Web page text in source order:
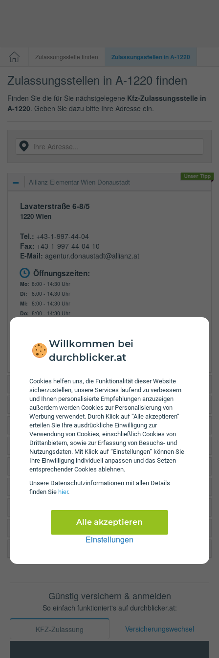
Willkommen bei
durchblicker.at
Cookies helfen uns, die Funktionalität dieser Website
sicherzustellen, unsere Services laufend zu verbessern
und Ihnen personalisierte Empfehlungen anzuzeigen
außerdem werden Cookies zur Personalisierung von
Werbung verwendet. Durch Klick auf “Alle akzeptieren”
erteilen Sie Ihre ausdrückliche Einwilligung zur
Verwendung von Cookies, einschließlich Cookies von
Drittanbietern, sowie zur Erfassung von Besuchs- und
Nutzungsdaten. Mit Klick auf “Einstellungen” können Sie
Ihre Einwilligung individuell anpassen und das Setzen
entsprechender Cookies ablehnen.
Unsere Daten­schutz­informationen mit allen Details
finden Sie hier.
Einstellungen
Alle akzeptieren
Zulassungsstelle finden Zulassungsstellen in A-1220
Zulassungsstellen in A-1220 finden
Finden Sie die für Sie nächstgelegene Kfz-Zulassungsstelle in
A-1220. Geben Sie dazu bitte Ihre Adresse ein.
Allianz Elementar Wien Donaustadt
Lavaterstraße 6-8/5
1220 Wien
Tel.: +43-1-997-44-04
Fax: +43-1-997-44-04-10
E-Mail: agentur.donaustadt@allianz.at
Öffnungszeiten:
Mo: 8:00 - 14:30 Uhr
Di:
8:00 - 14:30 Uhr
Mi: 8:00 - 14:30 Uhr
Do: 8:00 - 14:30 Uhr
Zulassungsbezirke:
Wien
Helvetia Geschäftsstelle Hosnedlgasse
Generali Zulassungsstelle K4
UNIQA Wien XXII
Allianz Elementar Wien Donaustadt
Allianz Elementar Wien 22 Rudolf Marko
Wiener Städtische ZS Wien Groß-Enzersdorfer Straße
VAV Zulassungsstelle Wien 22
Günstig versichern & anmelden
So einfach funktioniert's auf durchblicker.at:
KFZ-Zulassung Versicherungswechsel